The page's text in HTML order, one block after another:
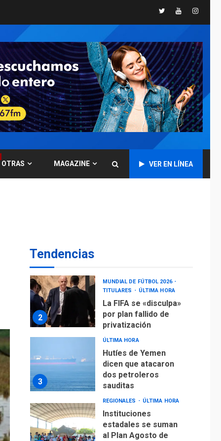
TwitterYoutube
OTRAS MAGAZINE VER EN LÍNEA
Tendencias
6
TITULARES
CNP plantea incluir
Libertad de Expresión
en agenda de
negociación con
comisión de AN 2015
7
DESTACADOS
NACIONALES
ÚLTIMA HORA
Gobierno nacional y
regional nos
respaldaron desde el
primer momento tras
asegura Gustavo
Duque
2
MUNDIAL DE FÚTBOL 2026
TITULARES
ÚLTIMA HORA
La FIFA se «disculpa»
por plan fallido de
privatización
3
ÚLTIMA HORA
Hutíes de Yemen
dicen que atacaron
dos petroleros
sauditas
REGIONALES ÚLTIMA HORA
Instituciones
estadales se suman
al Plan Agosto de